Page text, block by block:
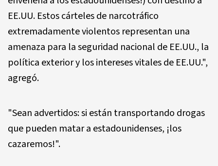
EE.UU. Estos cárteles de narcotráfico
extremadamente violentos representan una
amenaza para la seguridad nacional de EE.UU., la
política exterior y los intereses vitales de EE.UU.",
agregó.
"Sean advertidos: si están transportando drogas
que pueden matar a estadounidenses, ¡los
cazaremos!".